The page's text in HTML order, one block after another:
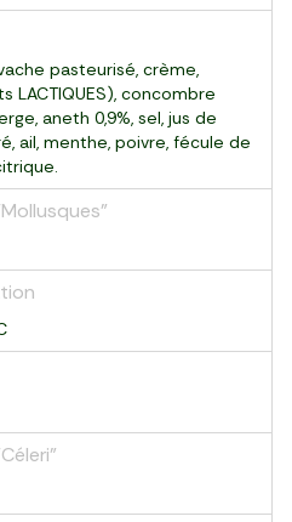
pasteurisé, crème,
LACTIQUES), concombre
aneth 0,9%, sel, jus de
ail, menthe, poivre, fécule de